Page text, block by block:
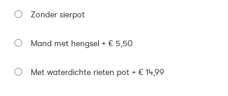
Zonder sierpot
Mand met hengsel + € 5,50
Met waterdichte rieten pot + € 14,99